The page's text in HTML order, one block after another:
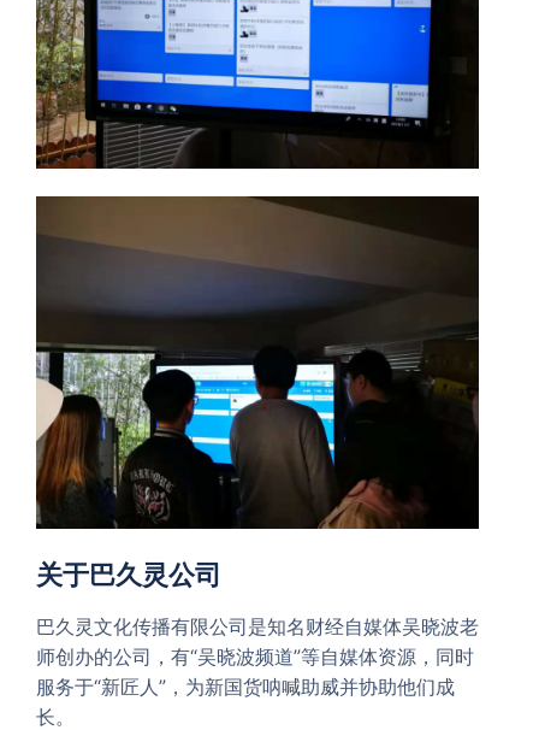
关于巴久灵公司
巴久灵文化传播有限公司是知名财经自媒体吴晓波老
师创办的公司，有“吴晓波频道”等自媒体资源，同时
服务于“新匠人”，为新国货呐喊助威并协助他们成
长。